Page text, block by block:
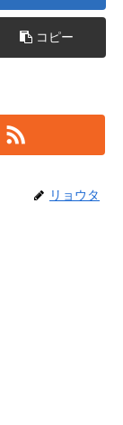
コピー
リョウタ